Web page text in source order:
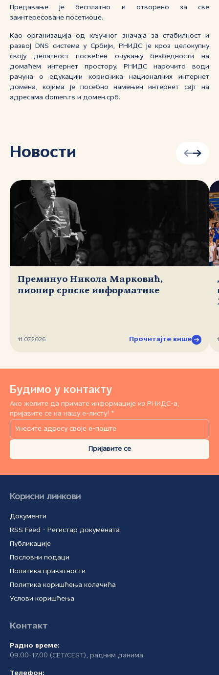
Предавање је бесплатно и отворено за све
заинтересоване посетиоце.
Као организација од кључног значаја за стабилност и
развој DNS система у Србији, РНИДС је кроз целокупну
своју делатност посвећен очувању безбедности на
домаћем интернет простору. РНИДС нарочито води
рачуна о едукацији корисника националних интернет
домена, којима је посебно намењен интернет сајт на
адресама domen.rs и домен.срб.
Новости
Преминуо Никола Марковић,
пионир српске информатике
11.07.2026. Прочитајте више
Будимо у контакту
Ако желите да примате информације из РНИДС-а,
пријавите се на нашу е-листу! *
Пријавите се
Корисни линкови
Документи
RSS Feed - Регистар докумената
Публикације
Пословни подаци
Политика приватности
Политика коришћења колачића
Услови коришћења
Контакт
Радно време:
09.00-17.00 (CET/CEST), радним данима
Телефон: